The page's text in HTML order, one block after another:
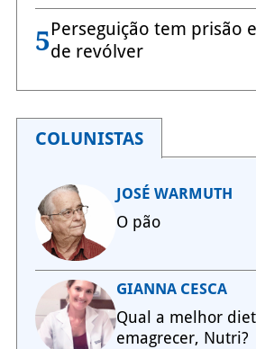
5Perseguição tem prisão
de revólver
COLUNISTAS
JOSÉ WARMUTH
O pão
GIANNA CESCA
Qual a melhor
emagrecer, Nutri?